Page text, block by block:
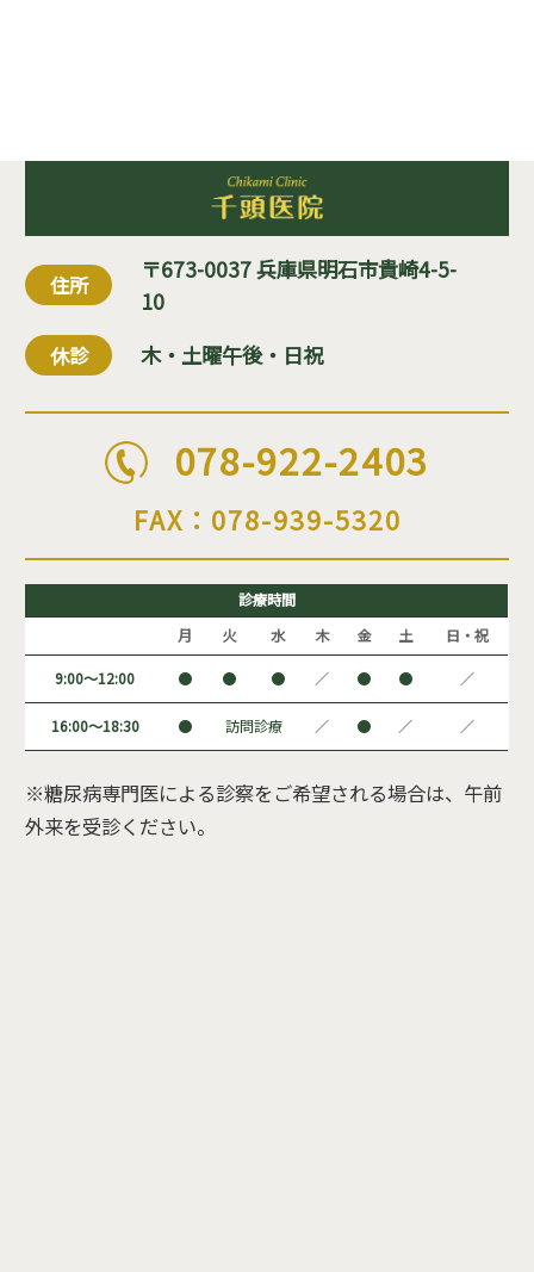
住所
〒673-0037 兵庫県明石市貴崎4-5-
10
休診 木・土曜午後・日祝
078-922-2403
FAX：078-939-5320
診療時間
月
火 水 木 金 土
日・祝
9:00～12:00
● ● ● ／ ● ● ／
16:00～18:30 ● 訪問診療 ／ ● ／ ／
※糖尿病専門医による診察をご希望される場合は、午前
外来を受診ください。